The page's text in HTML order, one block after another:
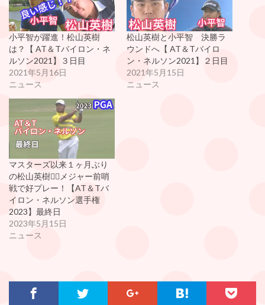
小平智が躍進！松山英樹
は？【 AT＆Tバイロン・ネ
ルソン2021】３日目
2021年5月16日
ニュース
松山英樹と小平智 決勝ラ
ウンドへ【 AT＆Tバイロ
ン・ネルソン2021】２日目
2021年5月15日
ニュース
マスターズ以来１ヶ月ぶり
の松山英樹🏌️‍♀️メジャー前哨
戦で好プレー！【AT＆Tバ
イロン・ネルソン選手権
2023】最終日
2023年5月15日
ニュース